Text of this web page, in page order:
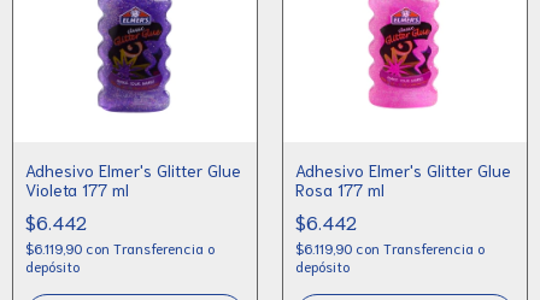
Adhesivo Elmer's Glitter Glue
Violeta 177 ml
$6.442
$6.119,90 con Transferencia o
depósito
Adhesivo Elmer's Glitter Glue
Rosa 177 ml
$6.442
$6.119,90 con Transferencia o
depósito